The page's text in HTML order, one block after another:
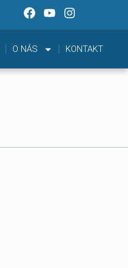
O NÁS KONTAKT